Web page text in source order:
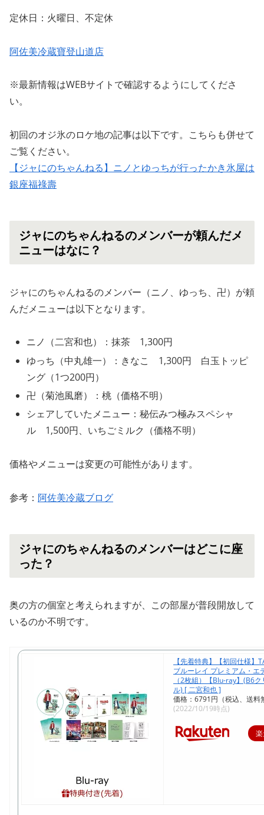
定休日：火曜日、不定休
阿佐美冷蔵寶登山道店
※最新情報はWEBサイトで確認するようにしてくださ
い。
初回のオジ氷のロケ地の記事は以下です。こちらも併せて
ご覧ください。
【ジャにのちゃんねる】ニノとゆっちが行ったかき氷屋は
銀座福祿壽
ジャにのちゃんねるのメンバーが頼んだメ
ニューはなに？
ジャにのちゃんねるのメンバー（ニノ、ゆっち、卍）が頼
んだメニューは以下となります。
ニノ（二宮和也）：抹茶 1,300円
ゆっち（中丸雄一）：きなこ 1,300円 白玉トッピ
ング（1つ200円）
卍（菊池風磨）：桃（価格不明）
シェアしていたメニュー：秘伝みつ極みスペシャ
ル 1,500円、いちごミルク（価格不明）
価格やメニューは変更の可能性があります。
参考： 阿佐美冷蔵ブログ
ジャにのちゃんねるのメンバーはどこに座
った？
奥の方の個室と考えられますが、この部屋が普段開放して
いるのか不明です。
【先着特典】【初回仕様】
ブルーレイ プレミアム・エ
（2枚組）【Blu-ray】(B6
ル) [ 二宮和也 ]
価格：6791円（税込、送料
(2022/10/19時点)